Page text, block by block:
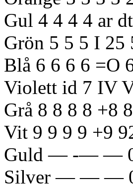
Gul 4 4 4 4 ar
Grön 5 5 5 I 25
Blå 6 6 6 6 =O
Violett id 7 IV
Grå 8 8 8 8 +8
Vit 9 9 9 9 +9
Guld — -— —
Silver — — —